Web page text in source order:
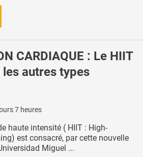
CARDIAQUE : Le HIIT
autres types
7 heures
haute intensité ( HIIT : High-
est consacré, par cette nouvelle
Miguel ...